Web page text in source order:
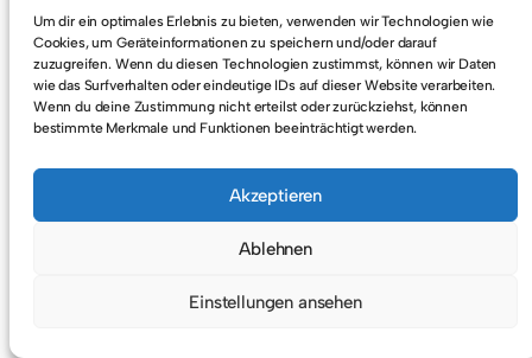
Um dir ein optimales Erlebnis zu bieten, verwenden wir Technologien wie
Cookies, um Geräteinformationen zu speichern und/oder darauf
zuzugreifen. Wenn du diesen Technologien zustimmst, können wir Daten
wie das Surfverhalten oder eindeutige IDs auf dieser Website verarbeiten.
Wenn du deine Zustimmung nicht erteilst oder zurückziehst, können
bestimmte Merkmale und Funktionen beeinträchtigt werden.
Akzeptieren
Ablehnen
Einstellungen ansehen